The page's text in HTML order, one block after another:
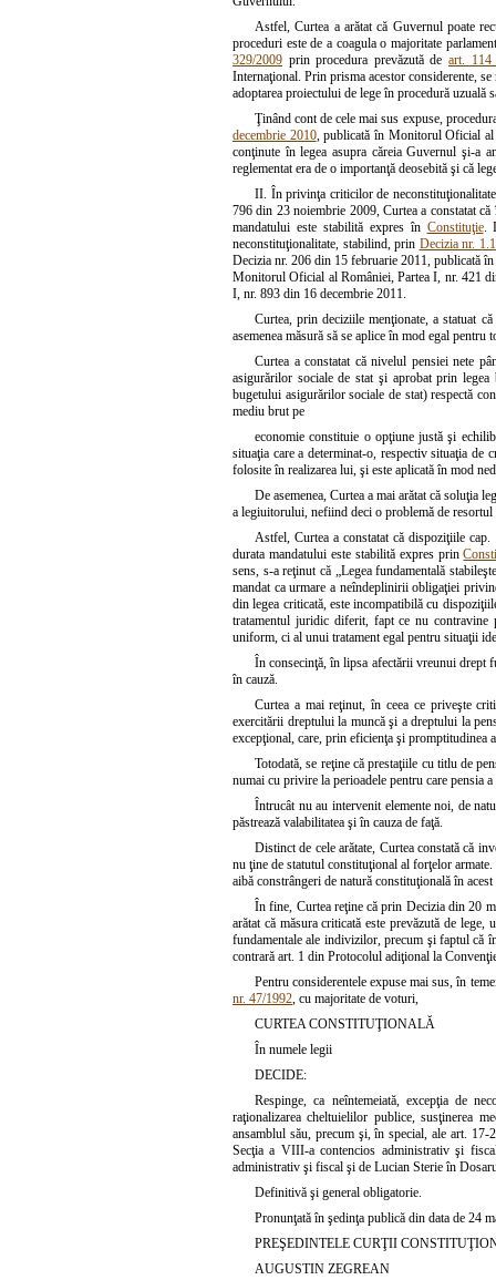
Astfel, Curtea a arătat că Guvernul poate
proceduri este de a coagula o majoritate
329/2009 prin procedura prevăzută deart. 114
Internaţional. Prin prisma acestor considerente,
adoptarea proiectului de lege în procedură uzuală
Ţinând cont de cele mai sus expuse,
decembrie 2010, publicată în Monitorul Oficial al
conţinute în legea asupra căreia Guvernul şi-a
reglementat era de o importanţă deosebită şi că
II. În privinţa criticilor de
796 din 23 noiembrie 2009, Curtea a constatat
mandatului este stabilită expres în Constituţie.
neconstituţionalitate, stabilind, prin Decizia nr.
Decizia nr. 206 din 15 februarie 2011, publicată
Monitorul Oficial al României, Partea I, nr. 421
I, nr. 893 din 16 decembrie 2011.
Curtea, prin deciziile menţionate, a statuat
asemenea măsură să se aplice în mod egal
Curtea a constatat că nivelul pensiei nete
asigurărilor sociale de stat şi aprobat prin
bugetului asigurărilor sociale de stat) respectă
mediu brut pe
economie constituie o opţiune justă şi
situaţia care a determinat-o, respectiv situaţia
folosite în realizarea lui, şi este aplicată în mod
De asemenea, Curtea a mai arătat că soluţia
a legiuitorului, nefiind deci o problemă de
Astfel, Curtea a constatat că dispoziţiile
durata mandatului este stabilită expres prin
sens, s-a reţinut că „Legea fundamentală
mandat ca urmare a neîndeplinirii obligaţiei
din legea criticată, este incompatibilă cu
tratamentul juridic diferit, fapt ce nu
uniform, ci al unui tratament egal pentru situaţii
În consecinţă, în lipsa afectării vreunui drept
în cauză.
Curtea a mai reţinut, în ceea ce priveşte
exercitării dreptului la muncă şi a dreptului la
excepţional, care, prin eficienţa şi promptitudinea
Totodată, se reţine că prestaţiile cu titlu de
numai cu privire la perioadele pentru care pensia
Întrucât nu au intervenit elemente noi, de
păstrează valabilitatea şi în cauza de faţă.
Distinct de cele arătate, Curtea constată că
nu ţine de statutul constituţional al forţelor
aibă constrângeri de natură constituţională în acest
În fine, Curtea reţine că prin Decizia din 20
arătat că măsura criticată este prevăzută de
fundamentale ale indivizilor, precum şi faptul că
contrară art. 1 din Protocolul adiţional la
Pentru considerentele expuse mai sus, în
nr. 47/1992 , cu majoritate de voturi,
CURTEA CONSTITUŢIONALĂ
În numele legii
DECIDE:
Respinge, ca neîntemeiată, excepţia de
raţionalizarea cheltuielilor publice, susţinerea
ansamblul său, precum şi, în special, ale art.
Secţia a VIII-a contencios administrativ şi
administrativ şi fiscal şi de Lucian Sterie în
Definitivă şi general obligatorie.
Pronunţată în şedinţa publică din data de 24
PREŞEDINTELE CURŢII
AUGUSTIN ZEGREAN